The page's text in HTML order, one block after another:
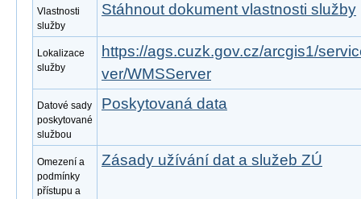
Vlastnosti
služby
Stáhnout dokument vlastnosti služby
Lokalizace
služby
https://ags.cuzk.gov.cz/arcgis1/
ver/WMSServer
Datové sady
poskytované
službou
Poskytovaná data
Omezení a
podmínky
přístupu a
Zásady užívání dat a služeb ZÚ